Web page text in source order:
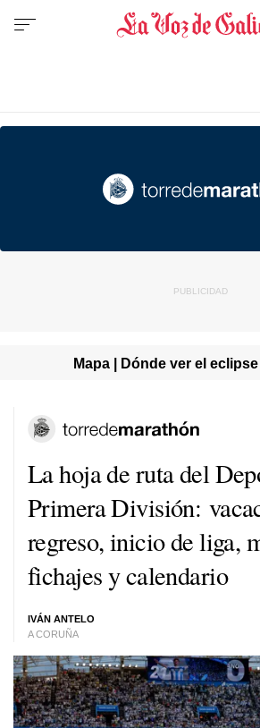
Mapa | Dónde ver el
La hoja de ruta del
Primera División:
regreso, inicio de liga,
fichajes y calendario
IVÁN ANTELO
A CORUÑA